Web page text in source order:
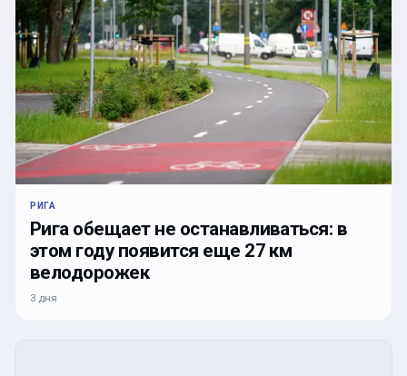
РИГА
Рига обещает не останавливаться: в
этом году появится еще 27 км
велодорожек
3 дня